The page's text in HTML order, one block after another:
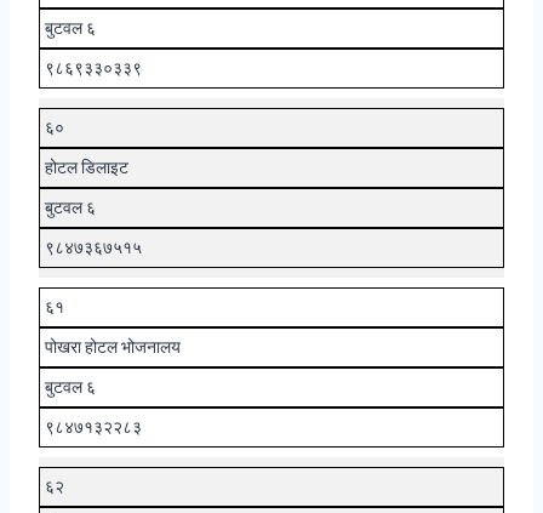
बुटवल ६
९८६९३३०३३९
६०
होटल डिलाइट
बुटवल ६
९८४७३६७५१५
६१
पोखरा होटल भोजनालय
बुटवल ६
९८४७१३२२८३
६२